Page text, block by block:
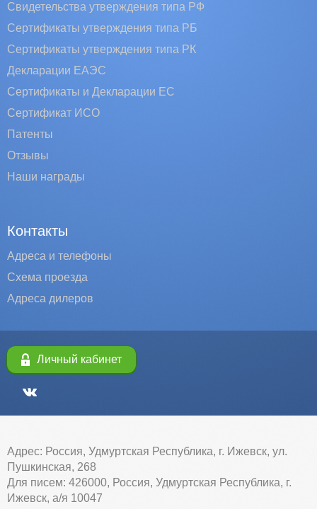
Свидетельства утверждения типа РФ
Сертификаты утверждения типа РБ
Сертификаты утверждения типа РК
Декларации ЕАЭС
Сертификаты и Декларации EC
Сертификат ИСО
Патенты
Отзывы
Наши награды
Контакты
Адреса и телефоны
Схема проезда
Адреса дилеров
Личный кабинет
Адрес: Россия, Удмуртская Республика, г. Ижевск, ул.
Пушкинская, 268
Для писем: 426000, Россия, Удмуртская Республика, г.
Ижевск, а/я 10047